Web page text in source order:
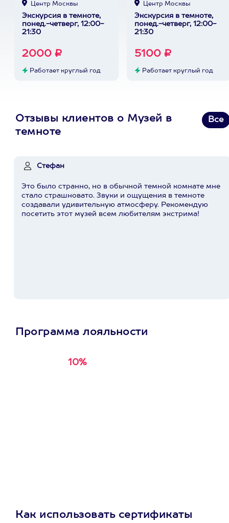
Центр Москвы
Экскурсия в темноте,
понед.-четверг, 12:00-
21:30
2000 ₽
Работает круглый год
Центр Москвы
Экскурсия в темноте,
понед.-четверг, 12:00-
21:30
5100 ₽
Работает круглый год
Отзывы клиентов о Музей в
темноте
Все
Стефан
Это было странно, но в обычной темной комнате мне
стало страшновато. Звуки и ощущения в темноте
создавали удивительную атмосферу. Рекомендую
посетить этот музей всем любителям экстрима!
Программа лояльности
10%
Как использовать сертификаты